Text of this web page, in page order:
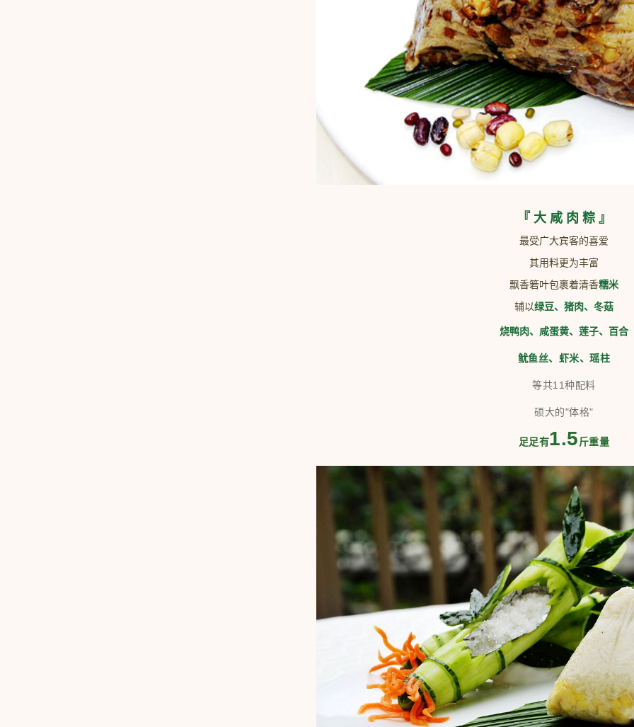
『 大 咸 肉 粽 』
最受广大宾客的喜爱
其用料更为丰富
飘香箬叶包裹着清香糯米
辅以绿豆、猪肉、冬菇
烧鸭肉、咸蛋黄、莲子、百合
鱿鱼丝、虾米、瑶柱
等共11种配料
硕大的"体格"
足足有1.5斤重量